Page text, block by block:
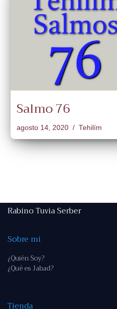
Salmo 76
agosto 14, 2020 Tehilím
Rabino Tuvia Serber
Sobre mi
¿Quién Soy?
¿Qué es Jabad?
Tienda